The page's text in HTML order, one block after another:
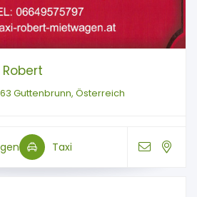
Guttenbrunn, Österreich
Taxi